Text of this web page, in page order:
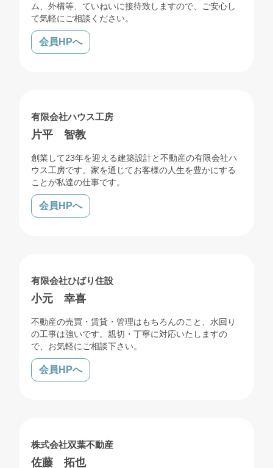
ム、外構等、ていねいに接待致しますので、ご安心し
て気軽にご相談ください。
会員HPへ
売買 管理 リフォーム
有限会社ハウス工房
片平 智教
創業して23年を迎える建築設計と不動産の有限会社ハ
ウス工房です。家を通じてお客様の人生を豊かにする
ことが私達の仕事です。
会員HPへ
売買 賃貸 管理 リフォーム
有限会社ひばり住設
小元 幸喜
不動産の売買・賃貸・管理はもちろんのこと、水回り
の工事は強いです。親切・丁寧に対応いたしますの
で、お気軽にご相談下さい。
会員HPへ
売買 賃貸 管理 リフォーム
株式会社双葉不動産
佐藤 拓也